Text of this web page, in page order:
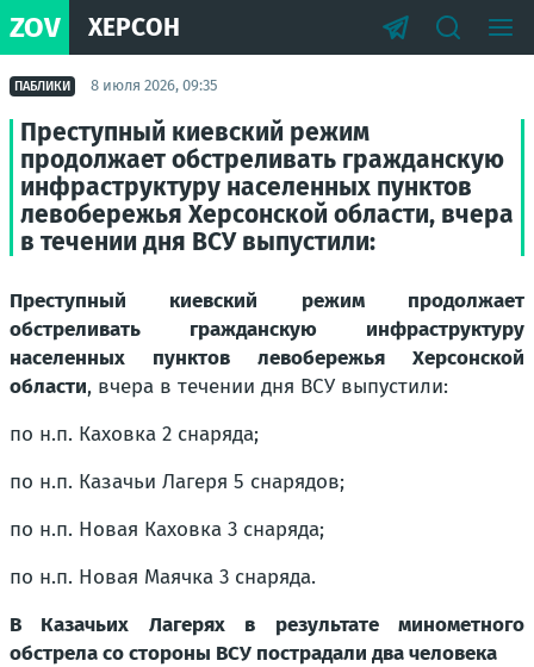
ZOV ХЕРСОН
ПАБЛИКИ 8 июля 2026, 09:35
Преступный киевский режим
продолжает обстреливать гражданскую
инфраструктуру населенных пунктов
левобережья Херсонской области, вчера
в течении дня ВСУ выпустили:
Преступный киевский режим продолжает
обстреливать гражданскую инфраструктуру
населенных пунктов левобережья Херсонской
области, вчера в течении дня ВСУ выпустили:
по н.п. Каховка 2 снаряда;
по н.п. Казачьи Лагеря 5 снарядов;
по н.п. Новая Каховка 3 снаряда;
по н.п. Новая Маячка 3 снаряда.
В Казачьих Лагерях в результате минометного
обстрела со стороны ВСУ пострадали два человека